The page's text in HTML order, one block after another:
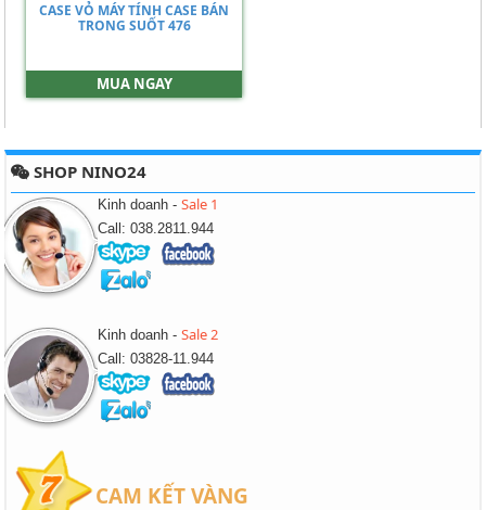
CASE VỎ MÁY TÍNH CASE BÁN
TRONG SUỐT 476
MUA NGAY
SHOP NINO24
Kinh doanh -Sale 1
Call: 038.2811.944
Kinh doanh -Sale 2
Call: 03828-11.944
CAM KẾT VÀNG